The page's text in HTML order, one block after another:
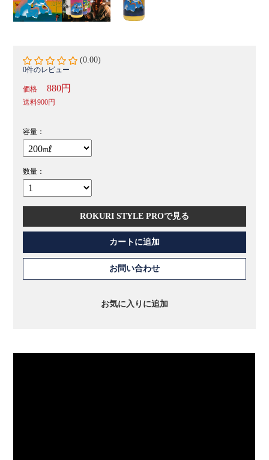
(0.00)
0件のレビュー
価格 880円
送料900円
容量：
数量：
ROKURI STYLE PROで見る
カートに追加
お問い合わせ
お気に入りに追加